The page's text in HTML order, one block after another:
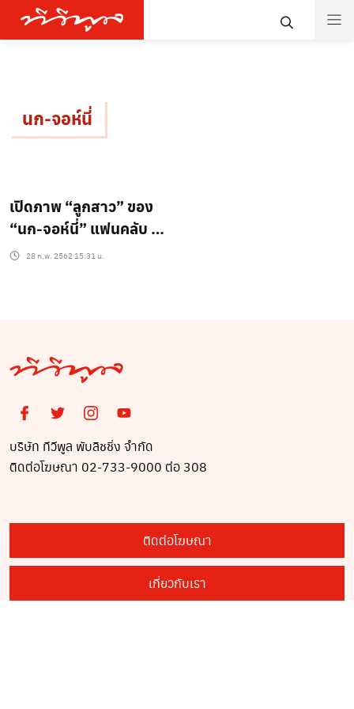
นก-จอห์นี่
เปิดภาพ “ลูกสาว” ของ
“นก-จอห์นี่” แฟนคลับ มา
เม้นต์28 ก.พ. 2562 15:31 น.
บริษัท ทีวีพูล พับลิชชิ่ง จำกัด
ติดต่อโฆษณา 02-733-9000 ต่อ 308
ติดต่อโฆษณา
เกี่ยวกับเรา